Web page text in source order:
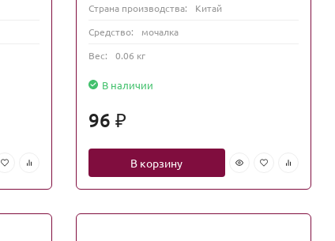
Страна производства:
Китай
Средство:
мочалка
Вес:
0.06 кг
В наличии
96 ₽
В корзину